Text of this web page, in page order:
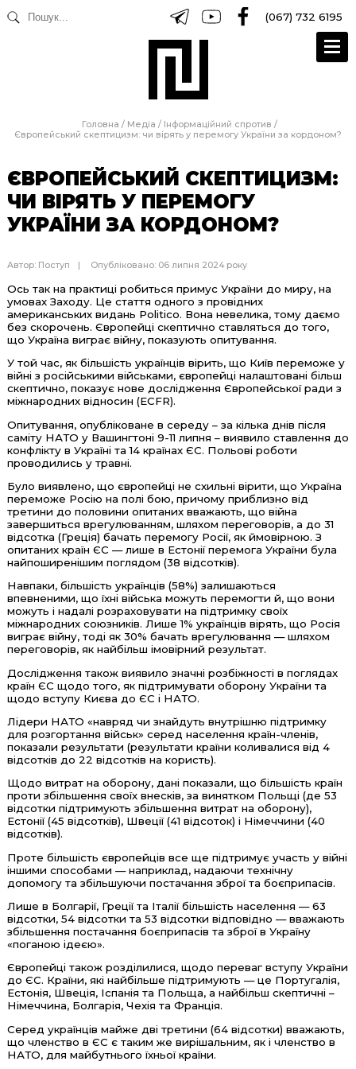
(067) 732 6195
Головна / Медіа / Інформаційний спротив /
Європейський скептицизм: чи вірять у перемогу України за кордоном?
ЄВРОПЕЙСЬКИЙ СКЕПТИЦИЗМ:
ЧИ ВІРЯТЬ У ПЕРЕМОГУ
УКРАЇНИ ЗА КОРДОНОМ?
Автор: Поступ Опубліковано: 06 липня 2024 року
Ось так на практиці робиться примус України до миру, на
умовах Заходу. Це стаття одного з провідних
американських видань Politico. Вона невелика, тому даємо
без скорочень. Європейці скептично ставляться до того,
що Україна виграє війну, показують опитування.
У той час, як більшість українців вірить, що Київ переможе у
війні з російськими військами, європейці налаштовані більш
скептично, показує нове дослідження Європейської ради з
міжнародних відносин (ECFR).
Опитування, опубліковане в середу – за кілька днів після
саміту НАТО у Вашингтоні 9-11 липня – виявило ставлення до
конфлікту в Україні та 14 країнах ЄС. Польові роботи
проводились у травні.
Було виявлено, що європейці не схильні вірити, що Україна
переможе Росію на полі бою, причому приблизно від
третини до половини опитаних вважають, що війна
завершиться врегулюванням, шляхом переговорів, а до 31
відсотка (Греція) бачать перемогу Росії, як ймовірною. З
опитаних країн ЄС — лише в Естонії перемога України була
найпоширенішим поглядом (38 відсотків).
Навпаки, більшість українців (58%) залишаються
впевненими, що їхні війська можуть перемогти й, що вони
можуть і надалі розраховувати на підтримку своїх
міжнародних союзників. Лише 1% українців вірять, що Росія
виграє війну, тоді як 30% бачать врегулювання — шляхом
переговорів, як найбільш імовірний результат.
Дослідження також виявило значні розбіжності в поглядах
країн ЄС щодо того, як підтримувати оборону України та
щодо вступу Києва до ЄС і НАТО.
Лідери НАТО «навряд чи знайдуть внутрішню підтримку
для розгортання військ» серед населення країн-членів,
показали результати (результати країни коливалися від 4
відсотків до 22 відсотків на користь).
Щодо витрат на оборону, дані показали, що більшість країн
проти збільшення своїх внесків, за винятком Польщі (де 53
відсотки підтримують збільшення витрат на оборону),
Естонії (45 відсотків), Швеції (41 відсоток) і Німеччини (40
відсотків).
Проте більшість європейців все ще підтримує участь у війні
іншими способами — наприклад, надаючи технічну
допомогу та збільшуючи постачання зброї та боєприпасів.
Лише в Болгарії, Греції та Італії більшість населення — 63
відсотки, 54 відсотки та 53 відсотки відповідно — вважають
збільшення постачання боєприпасів та зброї в Україну
«поганою ідеєю».
Європейці також розділилися, щодо переваг вступу України
до ЄС. Країни, які найбільше підтримують — це Португалія,
Естонія, Швеція, Іспанія та Польща, а найбільш скептичні –
Німеччина, Болгарія, Чехія та Франція.
Серед українців майже дві третини (64 відсотки) вважають,
що членство в ЄС є таким же вирішальним, як і членство в
НАТО, для майбутнього їхньої країни.